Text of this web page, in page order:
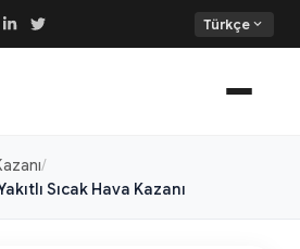
Türkçe expand_more
Sıcak Hava Kazanı